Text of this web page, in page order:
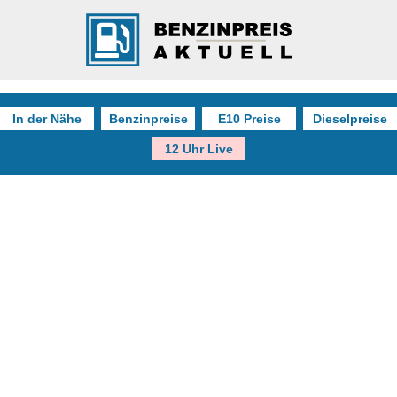
In der Nähe Benzinpreise E10 Preise Dieselpreise
12 Uhr Live